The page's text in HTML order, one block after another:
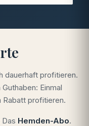
dauerhaft profitieren.
Einmal
Rabatt profitieren.
Hemden-Abo.